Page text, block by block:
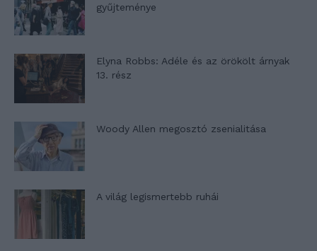
gyűjteménye
Elyna Robbs: Adéle és az örökölt árnyak
13. rész
Woody Allen megosztó zsenialitása
A világ legismertebb ruhái